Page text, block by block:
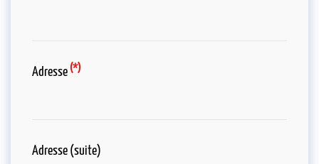
Adresse (*)
Adresse (suite)